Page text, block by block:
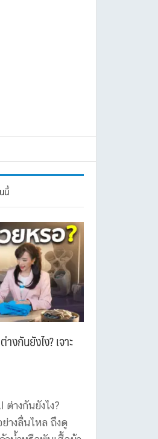
นี้
งกันยังไง? เจาะ
างกันยังไง?
างลื่นไหล ถึงดู